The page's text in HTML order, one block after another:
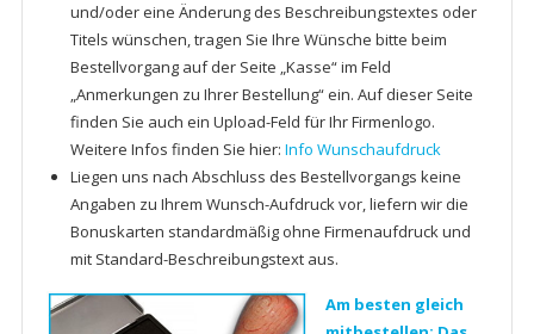
und/oder eine Änderung des Beschreibungstextes oder
Titels wünschen, tragen Sie Ihre Wünsche bitte beim
Bestellvorgang auf der Seite „Kasse“ im Feld
„Anmerkungen zu Ihrer Bestellung“ ein. Auf dieser Seite
finden Sie auch ein Upload-Feld für Ihr Firmenlogo.
Weitere Infos finden Sie hier: Info Wunschaufdruck
Liegen uns nach Abschluss des Bestellvorgangs keine
Angaben zu Ihrem Wunsch-Aufdruck vor, liefern wir die
Bonuskarten standardmäßig ohne Firmenaufdruck und
mit Standard-Beschreibungstext aus.
Am besten gleich